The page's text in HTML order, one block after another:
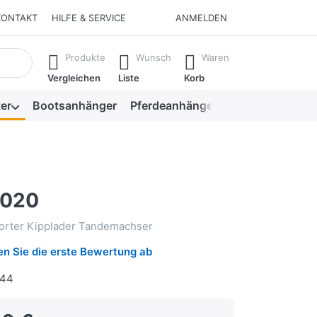
HILFE & SERVICE ANMELDEN
erste Ergebnisse. Drücken Sie die Eingabetaste, um alle
Produkte
Vergleichen
Wunsch
Liste
Waren
Korb
Bootsanhänger Pferdeanhänger
Kipplader Tandemachser
Sie die erste Bewertung ab